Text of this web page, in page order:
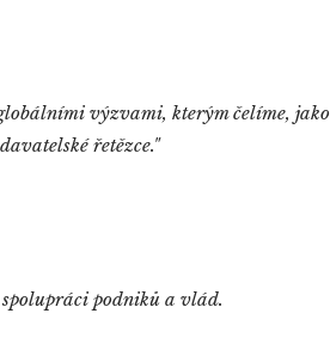
výzvami, kterým čelíme, jako
řetězce."
podniků a vlád.